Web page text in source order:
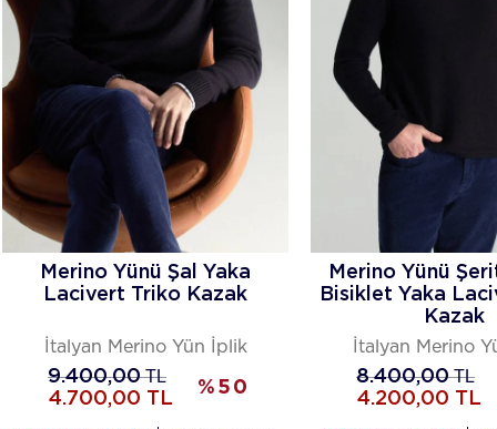
Merino Yünü Şal Yaka
Lacivert Triko Kazak
İtalyan Merino Yün İplik
9.400,00TL
4.700,00 TL
% 50
Merino Yünü
Bisiklet Yaka
Kazak
İtalyan Merino
8.400,00TL
4.200,00 TL